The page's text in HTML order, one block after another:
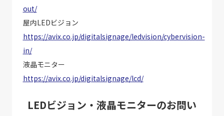
out/
屋内LEDビジョン
https://avix.co.jp/digitalsignage/ledvision/cybervision-
in/
液晶モニター
https://avix.co.jp/digitalsignage/lcd/
LEDビジョン・液晶モニターのお問い